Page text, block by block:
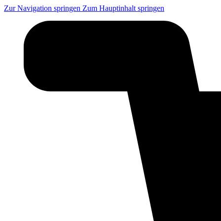
Zur Navigation springen Zum Hauptinhalt springen